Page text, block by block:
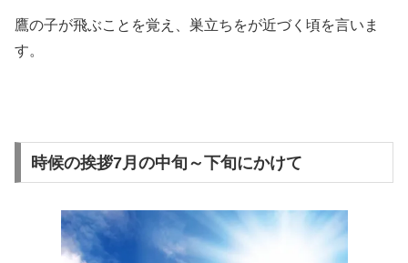
鷹の子が飛ぶことを覚え、巣立ちをが近づく頃を言いま
す。
時候の挨拶7月の中旬～下旬にかけて